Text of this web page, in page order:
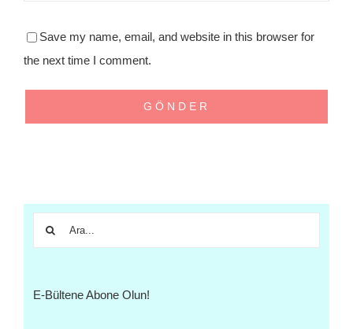
Save my name, email, and website in this browser for
the next time I comment.
Ara:
E-Bültene Abone Olun!